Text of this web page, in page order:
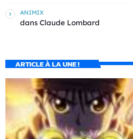
ANIMIX
dans Claude Lombard
ARTICLE À LA UNE !